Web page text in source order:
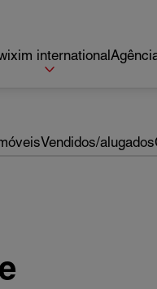
international
Vendidos/alugados